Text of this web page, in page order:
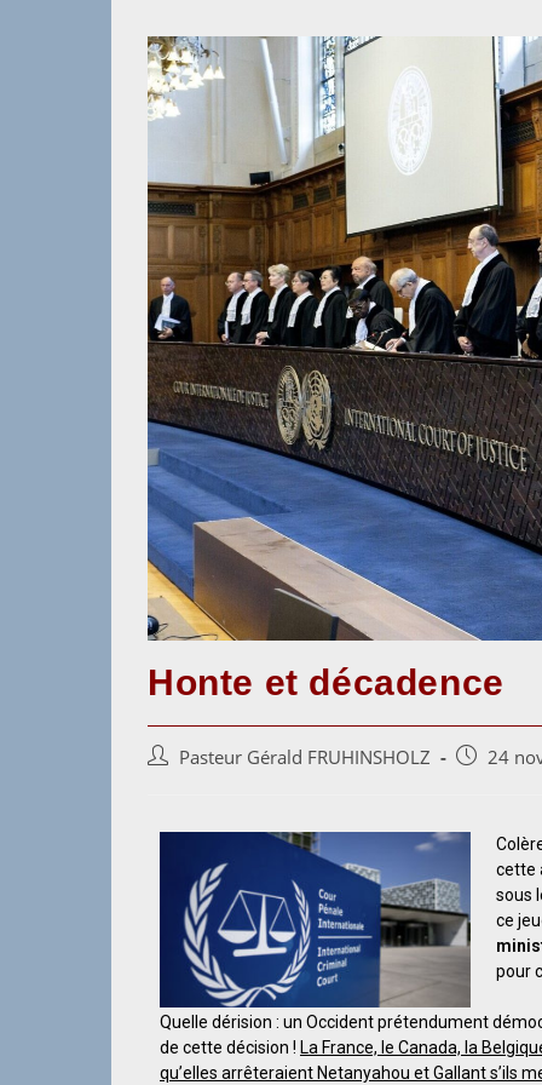
Honte et décadence
Pasteur Gérald FRUHINSHOLZ 24
cette
sous
ce
pour
Quelle dérision : un Occident prétendument
de cette décision ! La France, le Canada, la
qu’elles arrêteraient Netanyahou et Gallant s’ils